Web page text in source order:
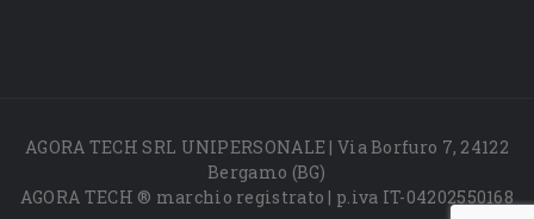
AGORA TECH SRL UNIPERSONALE | Via Borfuro 7, 24122
Bergamo (BG)
AGORA TECH ® marchio registrato | p.iva IT-04202550168